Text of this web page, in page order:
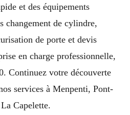
et des équipements
changement de cylindre,
de porte et devis
en charge professionnelle,
Continuez votre découverte
services à Menpenti, Pont-
Capelette.